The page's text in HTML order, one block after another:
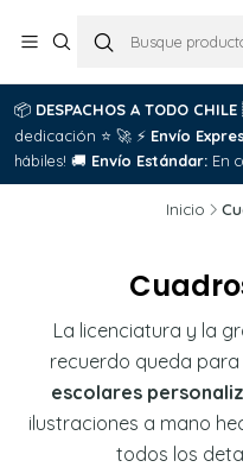
📦 DESPACHOS A TODO CHILE
dedicación ⭐ 🚀 ⚡ Envío
hábiles! 🚚 Envío Estándar: En
Inicio
La licenciatura y la
recuerdo queda para
escolares
ilustraciones a mano
todos los